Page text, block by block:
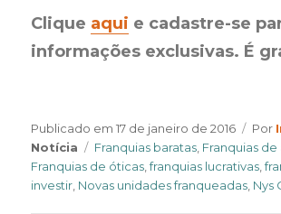
Clique aqui e cadastre-se
informações exclusivas. É
Publicado em17 de janeiro de 2016 Por
Notícia
Tags
Franquias baratas Franquias
Franquias de óticas ,franquias lucrativas ,
investir Novas unidades franqueadas Nys